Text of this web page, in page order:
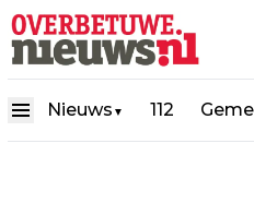
Nieuws ▼ 112